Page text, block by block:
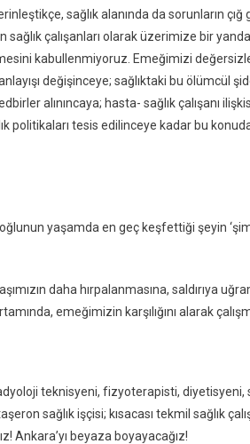
sağlık alanında da sorunların çığ
çalışanları olarak üzerimize bir
kabullenmiyoruz. Emeğimizi
değişinceye; sağlıktaki bu ölümcül
alınıncaya; hasta- sağlık çalışanı
politikaları tesis edilinceye kadar bu
yaşamda en geç keşfettiği şeyin
daha hırpalanmasına, saldırıya
emeğimizin karşılığını alarak
teknisyeni, fizyoterapisti, diyetisyeni,
sağlık işçisi; kısacası tekmil sağlık
Ankara’yı beyaza boyayacağız!